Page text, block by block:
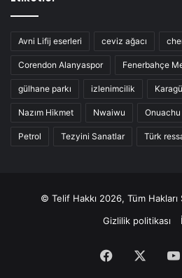
Avni Lifij eserleri ceviz ağacı
Corendon Alanyaspor Fenerbahçe
gülhane parkı izlenimcilik
Nazım Hikmet Nwaiwu Onuachu
Petrol Tezyini Sanatlar Türk
© Telif Hakkı 2026, Tüm Hakları
Gizlilik politikası
Facebook